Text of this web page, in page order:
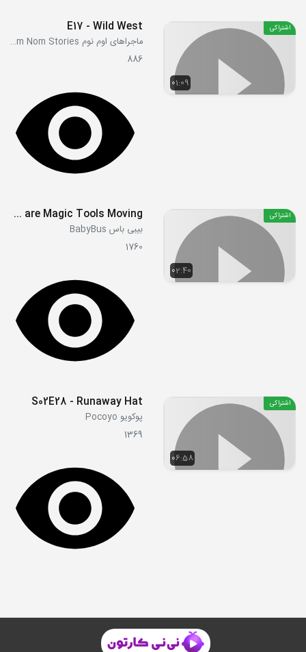
01:09
اشتراکی E17 - Wild West
ماجراهای اوم نوم Om Nom Stories
886
02:40
اشتراکی Why are Magic Tools Moving
بیبی باس BabyBus
1760
06:58
اشتراکی S02E28 - Runaway Hat
پوکویو Pocoyo
1369